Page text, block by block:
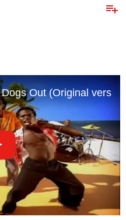
playlist_add
Out (Original